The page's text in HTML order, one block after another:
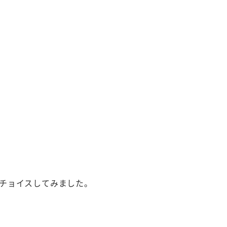
ョイスしてみました。